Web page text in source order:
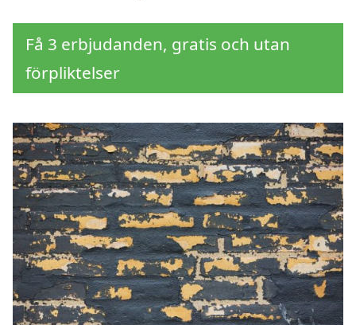
Få 3 erbjudanden, gratis och utan
förpliktelser